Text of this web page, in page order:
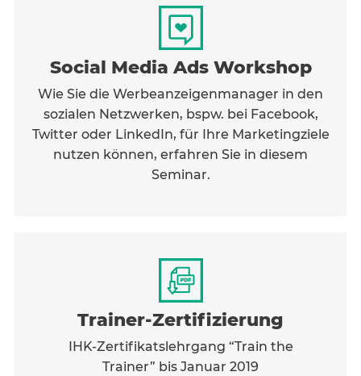
Social Media Ads Workshop
Wie Sie die Werbeanzeigenmanager in den
sozialen Netzwerken, bspw. bei Facebook,
Twitter oder LinkedIn, für Ihre Marketingziele
nutzen können, erfahren Sie in diesem
Seminar.
Trainer-Zertifizierung
IHK-Zertifikatslehrgang “Train the
Trainer” bis Januar 2019